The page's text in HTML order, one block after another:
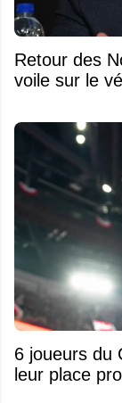
Retour des
voile sur le
6 joueurs du
leur place